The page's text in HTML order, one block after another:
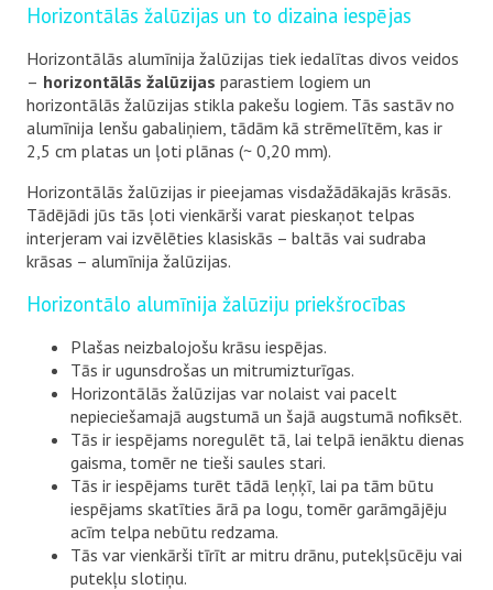
Horizontālās žalūzijas un to dizaina iespējas
Horizontālās alumīnija žalūzijas tiek iedalītas divos veidos
– horizontālās žalūzijas parastiem logiem un
horizontālās žalūzijas stikla pakešu logiem. Tās sastāv no
alumīnija lenšu gabaliņiem, tādām kā strēmelītēm, kas ir
2,5 cm platas un ļoti plānas (~ 0,20 mm).
Horizontālās žalūzijas ir pieejamas visdažādākajās krāsās.
Tādējādi jūs tās ļoti vienkārši varat pieskaņot telpas
interjeram vai izvēlēties klasiskās – baltās vai sudraba
krāsas – alumīnija žalūzijas.
Horizontālo alumīnija žalūziju priekšrocības
Plašas neizbalojošu krāsu iespējas.
Tās ir ugunsdrošas un mitrumizturīgas.
Horizontālās žalūzijas var nolaist vai pacelt
nepieciešamajā augstumā un šajā augstumā nofiksēt.
Tās ir iespējams noregulēt tā, lai telpā ienāktu dienas
gaisma, tomēr ne tieši saules stari.
Tās ir iespējams turēt tādā leņķī, lai pa tām būtu
iespējams skatīties ārā pa logu, tomēr garāmgājēju
acīm telpa nebūtu redzama.
Tās var vienkārši tīrīt ar mitru drānu, putekļsūcēju vai
putekļu slotiņu.